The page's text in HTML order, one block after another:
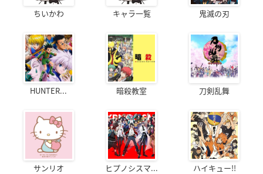
ちいかわ キャラ一覧 鬼滅の刃
HUNTER... 暗殺教室 刀剣乱舞
サンリオ ヒプノシスマ... ハイキュー!!